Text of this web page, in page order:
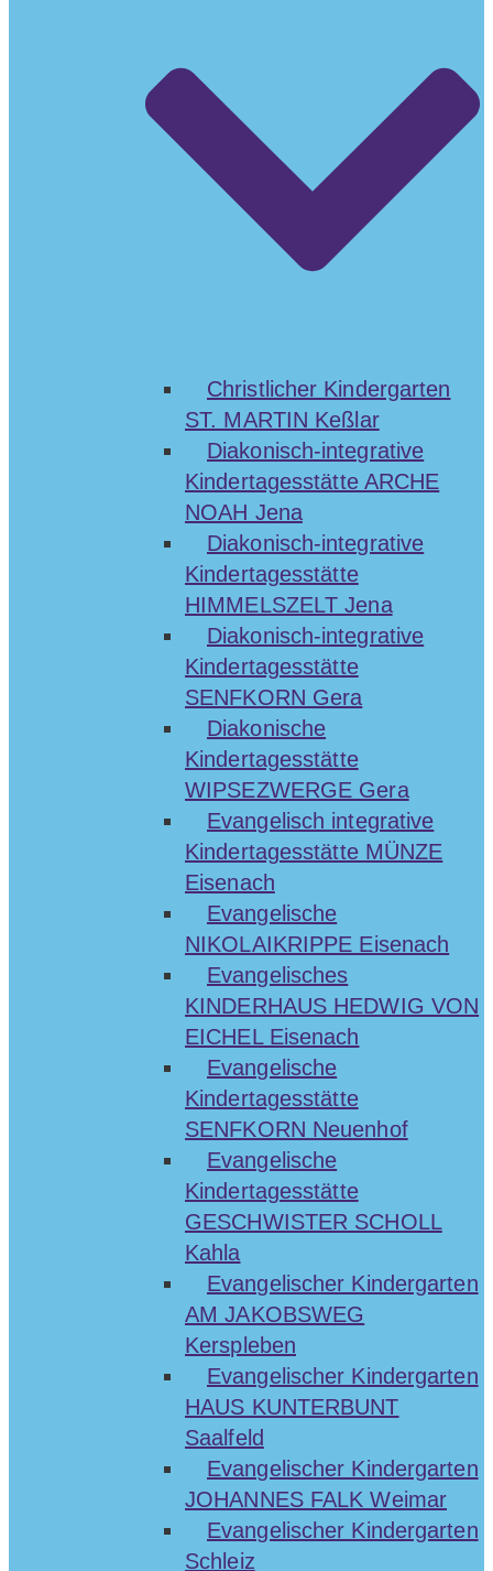
Christlicher Kindergarten
ST. MARTIN Keßlar
Diakonisch-integrative
Kindertagesstätte ARCHE
NOAH Jena
Diakonisch-integrative
Kindertagesstätte
HIMMELSZELT Jena
Diakonisch-integrative
Kindertagesstätte
SENFKORN Gera
Diakonische
Kindertagesstätte
WIPSEZWERGE Gera
Evangelisch integrative
Kindertagesstätte MÜNZE
Eisenach
Evangelische
NIKOLAIKRIPPE Eisenach
Evangelisches
KINDERHAUS HEDWIG VON
EICHEL Eisenach
Evangelische
Kindertagesstätte
SENFKORN Neuenhof
Evangelische
Kindertagesstätte
GESCHWISTER SCHOLL
Kahla
Evangelischer Kindergarten
AM JAKOBSWEG
Kerspleben
Evangelischer Kindergarten
HAUS KUNTERBUNT
Saalfeld
Evangelischer Kindergarten
JOHANNES FALK Weimar
Evangelischer Kindergarten
Schleiz